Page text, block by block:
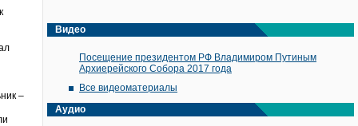
–
Видео
Посещение президентом РФ Владимиром Путиным
Архиерейского Собора 2017 года
Все видеоматериалы
Аудио